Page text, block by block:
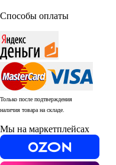
Способы оплаты
Только после подтверждения
наличия товара на складе.
Мы на маркетплейсах